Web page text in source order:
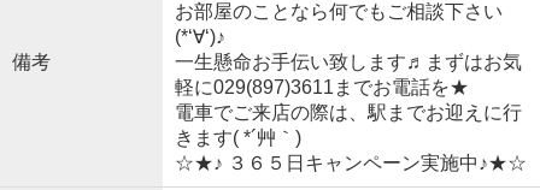
備考
お部屋のことなら何でもご相談下さい
(*‘∀‘)♪
一生懸命お手伝い致します♬まずはお気
軽に029(897)3611までお電話を★
電車でご来店の際は、駅までお迎えに行
きます( *´艸｀)
☆★♪ ３６５日キャンペーン実施中♪★☆